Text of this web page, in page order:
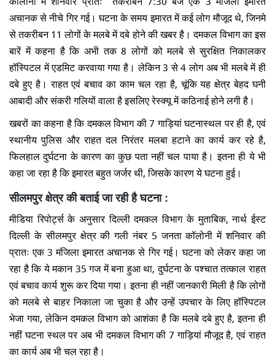
अचानक से नीचे गिर गई। घटना के समय इमारत में कई लोग मौजूद थे, जिनमे
से तकरीबन 11 लोगों के मलबे में दबे होने की खबर है। दमकल विभाग का इस
बारें में कहना है कि अभी तक 8 लोगों को मलबे से सुरक्षित निकालकर
हॉस्पिटल में एडमिट करवाया गया है। लेकिन 3 से 4 लोग अब भी मलबे में ही
दबे हुए है। राहत एवं बचाव का काम चल रहा है, चूंकि यह क्षेत्र बेहद घनी
आबादी और संकरी गलियों वाला है इसलिए रेस्क्यू में कठिनाई होने लगी है।
खबरों का कहना है कि दमकल विभाग की 7 गाड़ियां घटनास्थल पर ही है, एवं
स्थानीय पुलिस और राहत दल निरंतर मलबा हटाने का कार्य कर रहे है,
फिलहाल दुर्घटना के कारण का कुछ पता नहीं चल पाया है। इतना ही ये भी
कहा जा रहा है कि इमारत बहुत जर्जर थी, जिसके कारण ये घटना हुई।
सीलमपुर क्षेत्र की बताई जा रही है घटना :
मीडिया रिपोर्ट्स के अनुसार दिल्ली दमकल विभाग के मुताबिक, नार्थ ईस्ट
दिल्ली के सीलमपुर क्षेत्र की गली नंबर 5 जनता कॉलोनी में शनिवार की
प्रातः एक 3 मंजिला इमारत अचानक से गिर गई। घटना को लेकर कहा जा
रहा है कि ये मकान 35 गज में बना हुआ था, दुर्घटना के पश्चात तत्काल राहत
एवं बचाव कार्य शुरू कर दिया गया। इतना ही नहीं जानकारी मिली है कि लोगों
को मलबे से बाहर निकाला जा चुका है और उन्हें उपचार के लिए हॉस्पिटल
भेजा गया, लेकिन दमकल विभाग को आशंका है कि मलबे दबे हुए है, इतना ही
नहीं घटना स्थल पर अब भी दमकल विभाग की 7 गाड़ियां मौजूद है, एवं राहत
का कार्य अब भी चल रहा है।